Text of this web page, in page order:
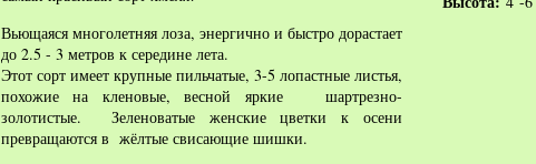
Вьющаяся многолетняя лоза, энергично и быстро дорастает
до 2.5 - 3 метров к середине лета.
Этот сорт имеет крупные пильчатые, 3-5 лопастные листья,
похожие на кленовые, весной яркие шартрезно-
золотистые. Зеленоватые женские цветки к осени
превращаются в жёлтые свисающие шишки.